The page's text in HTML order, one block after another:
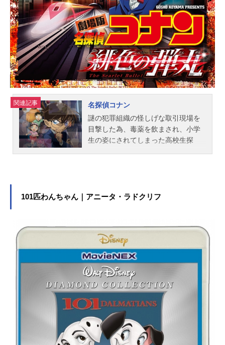
関連記事
名探偵コナン
謎の犯罪組織の怪しげな取引現場を
目撃した為、毒薬を飲まされ、小学
生の姿にされてしまった高校生探
決していく。「小さくなっても頭脳
スケジュール1996年1月8日（月）～
毎週土曜18:00 読売テレビ・日本テ
レビほかキャスト江戸川コナン：高
山みなみ毛利小五郎：小山力也毛利
蘭：岡村明美工藤新一：山口勝平阿
笠博士：緒方賢一元太：高木渉光
彦：大谷育江歩美：岩居由希子灰原
哀：林原めぐみ服部平次：堀川りょ
う遠山和葉：宮村優子鈴木園子：松
井菜桜子京極真：檜山修之世良真
純：日髙のり子工藤優作：田中秀幸
101匹わんちゃん｜アニータ・ラドクリフ